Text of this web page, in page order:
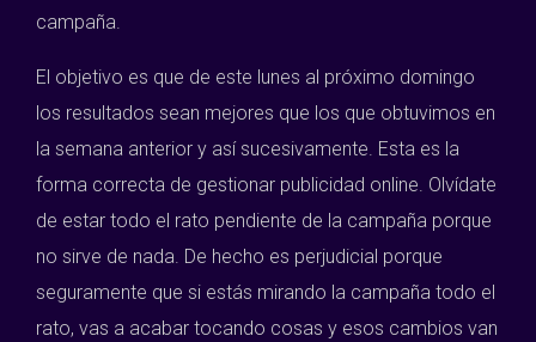
campaña.
El objetivo es que de este lunes al próximo domingo
los resultados sean mejores que los que obtuvimos en
la semana anterior y así sucesivamente. Esta es la
forma correcta de gestionar publicidad online. Olvídate
de estar todo el rato pendiente de la campaña porque
no sirve de nada. De hecho es perjudicial porque
seguramente que si estás mirando la campaña todo el
rato, vas a acabar tocando cosas y esos cambios van